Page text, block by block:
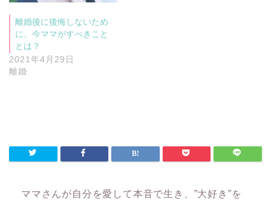
離婚後に後悔しないため
に、今ママがすべきこと
とは？
2021年4月29日
離婚
ママさんが自分を愛して本音で生き、”大好き”を